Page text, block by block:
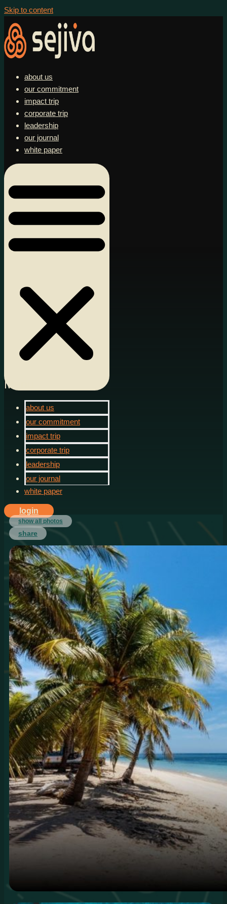
Skip to content
about us
our commitment
impact trip
corporate trip
leadership
our journal
white paper
Menu
about us
our commitment
impact trip
corporate trip
leadership
our journal
white paper
login
show all photos
share